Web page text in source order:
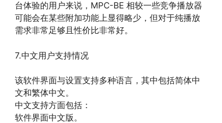
台体验的用户来说，MPC-BE 相较一些竞争播放器
可能会在某些附加功能上显得略少，但对于纯播放
需求非常足够且性价比非常好。
7.中文用户支持情况
该软件界面与设置支持多种语言，其中包括简体中
文和繁体中文。
中文支持方面包括：
软件界面中文版。